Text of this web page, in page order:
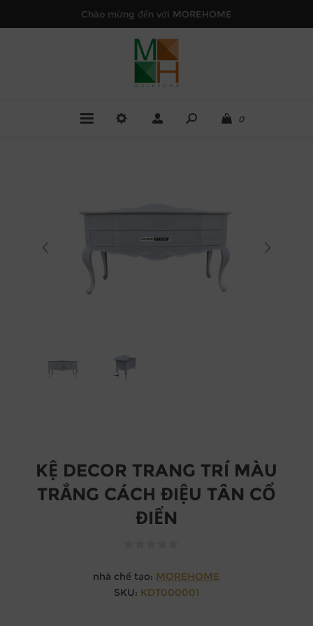
Chào mừng đến với MOREHOME
0
KỆ DECOR TRANG TRÍ MÀU
TRẮNG CÁCH ĐIỆU TÂN CỔ
ĐIỂN
nhà chế tạo: MOREHOME
SKU: KDT000001